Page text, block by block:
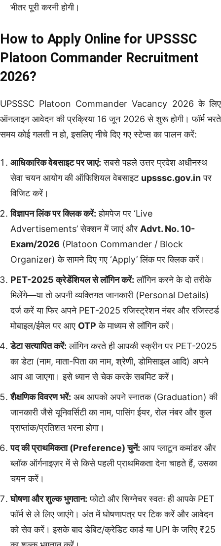
भीतर पूरी करनी होगी।
How to Apply Online for UPSSSC
Platoon Commander Recruitment
2026?
UPSSSC Platoon Commander Vacancy 2026 के लिए
ऑनलाइन आवेदन की प्रक्रिया 16 जून 2026 से शुरू होगी। फॉर्म भरते
समय कोई गलती न हो, इसलिए नीचे दिए गए स्टेप्स का पालन करें:
आधिकारिक वेबसाइट पर जाएं: सबसे पहले उत्तर प्रदेश अधीनस्थ
सेवा चयन आयोग की ऑफिशियल वेबसाइट upsssc.gov.inपर
विजिट करें।
विज्ञापन लिंक पर क्लिक करें: होमपेज पर ‘Live
Advertisements’ सेक्शन में जाएं और Advt. No. 10-
Exam/2026 (Platoon Commander / Block
Organizer) के सामने दिए गए ‘Apply’ लिंक पर क्लिक करें।
PET-2025 क्रेडेंशियल से लॉगिन करें: लॉगिन करने के दो तरीके
मिलेंगे—या तो अपनी व्यक्तिगत जानकारी (Personal Details)
दर्ज करें या फिर अपने PET-2025 रजिस्ट्रेशन नंबर और रजिस्टर्ड
मोबाइल/ईमेल पर आए OTP के माध्यम से लॉगिन करें।
डेटा सत्यापित करें: लॉगिन करते ही आपकी स्क्रीन पर PET-2025
का डेटा (नाम, माता-पिता का नाम, श्रेणी, डोमिसाइल आदि) अपने
आप आ जाएगा। इसे ध्यान से चेक करके सबमिट करें।
शैक्षणिक विवरण भरें: अब आपको अपने स्नातक (Graduation) की
जानकारी जैसे यूनिवर्सिटी का नाम, पासिंग ईयर, रोल नंबर और कुल
प्राप्तांक/प्रतिशत भरना होगा।
पद की प्राथमिकता (Preference) चुनें: आप प्लाटून कमांडर और
ब्लॉक ऑर्गनाइज़र में से किसे पहली प्राथमिकता देना चाहते हैं, उसका
चयन करें।
घोषणा और शुल्क भुगतान: फोटो और सिग्नेचर स्वतः ही आपके PET
फॉर्म से ले लिए जाएंगे। अंत में घोषणापत्र पर टिक करें और आवेदन
को सेव करें। इसके बाद डेबिट/क्रेडिट कार्ड या UPI के जरिए ₹25